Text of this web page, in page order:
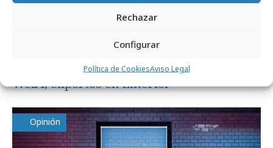
Rechazar
Configurar
Política de CookiesAviso Legal
lunes, 1 de junio 2026
We24, expertos en Exterior
Opinión